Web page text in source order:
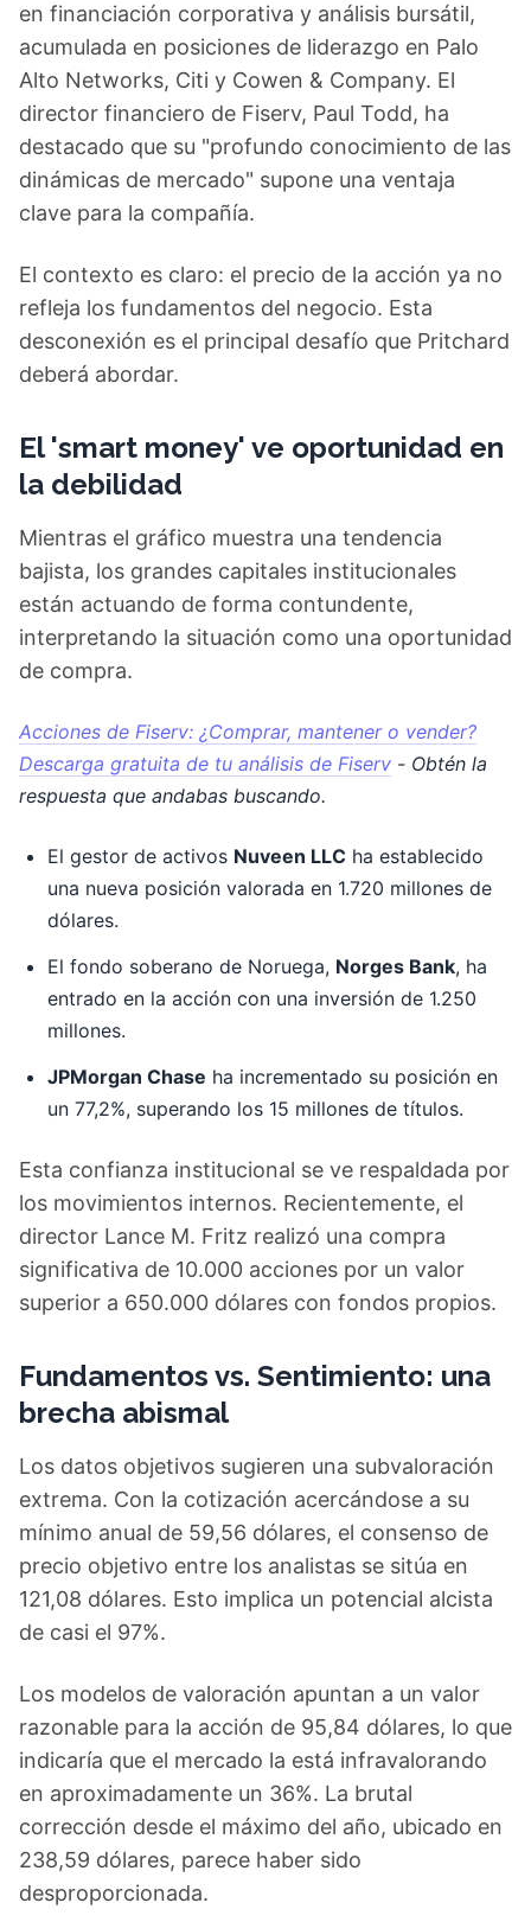
en financiación corporativa y análisis bursátil,
acumulada en posiciones de liderazgo en Palo
Alto Networks, Citi y Cowen & Company. El
director financiero de Fiserv, Paul Todd, ha
destacado que su "profundo conocimiento de las
dinámicas de mercado" supone una ventaja
clave para la compañía.
El contexto es claro: el precio de la acción ya no
refleja los fundamentos del negocio. Esta
desconexión es el principal desafío que Pritchard
deberá abordar.
El 'smart money' ve oportunidad en
la debilidad
Mientras el gráfico muestra una tendencia
bajista, los grandes capitales institucionales
están actuando de forma contundente,
interpretando la situación como una oportunidad
de compra.
Acciones de Fiserv: ¿Comprar, mantener o vender?
Descarga gratuita de tu análisis de Fiserv - Obtén la
respuesta que andabas buscando.
El gestor de activos Nuveen LLC ha establecido
una nueva posición valorada en 1.720 millones de
dólares.
El fondo soberano de Noruega, Norges Bank, ha
entrado en la acción con una inversión de 1.250
millones.
JPMorgan Chase ha incrementado su posición en
un 77,2%, superando los 15 millones de títulos.
Esta confianza institucional se ve respaldada por
los movimientos internos. Recientemente, el
director Lance M. Fritz realizó una compra
significativa de 10.000 acciones por un valor
superior a 650.000 dólares con fondos propios.
Fundamentos vs. Sentimiento: una
brecha abismal
Los datos objetivos sugieren una subvaloración
extrema. Con la cotización acercándose a su
mínimo anual de 59,56 dólares, el consenso de
precio objetivo entre los analistas se sitúa en
121,08 dólares. Esto implica un potencial alcista
de casi el 97%.
Los modelos de valoración apuntan a un valor
razonable para la acción de 95,84 dólares, lo que
indicaría que el mercado la está infravalorando
en aproximadamente un 36%. La brutal
corrección desde el máximo del año, ubicado en
238,59 dólares, parece haber sido
desproporcionada.